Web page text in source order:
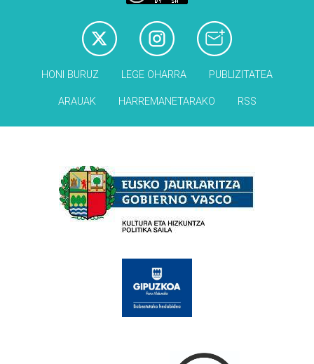
HONI BURUZ LEGE OHARRA PUBLIZITATEA
ARAUAK HARREMANETARAKO RSS